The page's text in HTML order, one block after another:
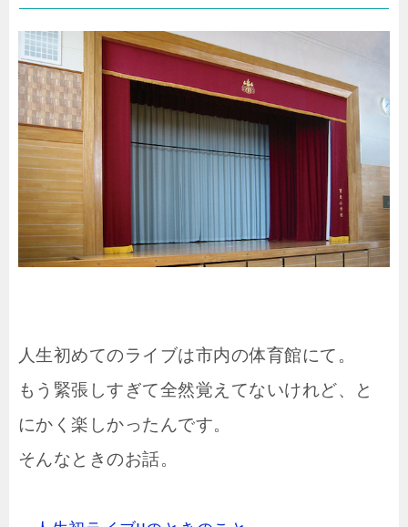
人生初めてのライブは市内の体育館にて。
もう緊張しすぎて全然覚えてないけれど、と
にかく楽しかったんです。
そんなときのお話。